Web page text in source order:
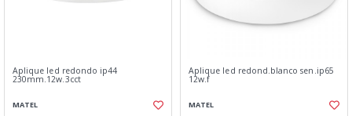
Aplique led redondo ip44
230mm.12w.3cct
MATEL
Aplique led redond.blanco sen.ip65
12w.f
MATEL